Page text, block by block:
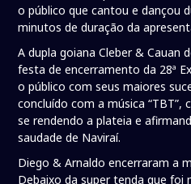
o público que cantou e dançou
minutos de duração da
A dupla goiana Cleber & Cauan
festa de encerramento da 28ª
o público com seus maiores
concluído com a música “TBT”,
se rendendo a plateia e
saudade de Naviraí.
Diego & Arnaldo encerraram a
Debaixo da super tenda que foi